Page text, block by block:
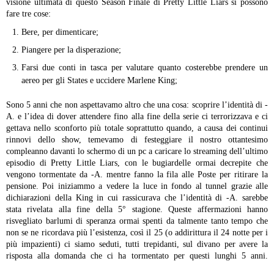
visione ultimata di questo Season Finale di Pretty Little Liars si possono
fare tre cose:
Bere, per dimenticare;
Piangere per la disperazione;
Farsi due conti in tasca per valutare quanto costerebbe prendere un
aereo per gli States e uccidere Marlene King;
Sono 5 anni che non aspettavamo altro che una cosa: scoprire l’identità di -
A. e l’idea di dover attendere fino alla fine della serie ci terrorizzava e ci
gettava nello sconforto più totale soprattutto quando, a causa dei continui
rinnovi dello show, temevamo di festeggiare il nostro ottantesimo
compleanno davanti lo schermo di un pc a caricare lo streaming dell’ultimo
episodio di Pretty Little Liars, con le bugiardelle ormai decrepite che
vengono tormentate da -A. mentre fanno la fila alle Poste per ritirare la
pensione. Poi iniziammo a vedere la luce in fondo al tunnel grazie alle
dichiarazioni della King in cui rassicurava che l’identità di -A. sarebbe
stata rivelata alla fine della 5° stagione. Queste affermazioni hanno
risvegliato barlumi di speranza ormai spenti da talmente tanto tempo che
non se ne ricordava più l’esistenza, così il 25 (o addirittura il 24 notte per i
più impazienti) ci siamo seduti, tutti trepidanti, sul divano per avere la
risposta alla domanda che ci ha tormentato per questi lunghi 5 anni.